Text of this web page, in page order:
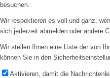
besuchen.
Wir respektieren es voll und ganz,
sich jederzeit abmelden oder andere
Wir stellen Ihnen eine Liste der von
können Sie in den
Aktivieren, damit die